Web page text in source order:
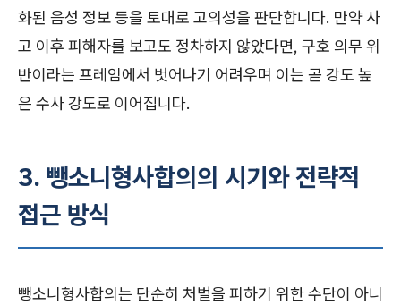
화된 음성 정보 등을 토대로 고의성을 판단합니다. 만약 사
고 이후 피해자를 보고도 정차하지 않았다면, 구호 의무 위
반이라는 프레임에서 벗어나기 어려우며 이는 곧 강도 높
은 수사 강도로 이어집니다.
3. 뺑소니형사합의의 시기와 전략적
접근 방식
뺑소니형사합의는 단순히 처벌을 피하기 위한 수단이 아니